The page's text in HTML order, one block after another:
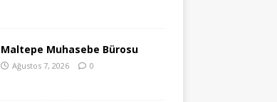
Maltepe Muhasebe Bürosu
Ağustos 7, 2026 0